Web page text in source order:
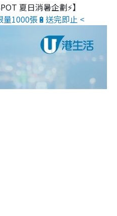
夏日消暑企劃⚡】
量1000張🔋送完即止 <